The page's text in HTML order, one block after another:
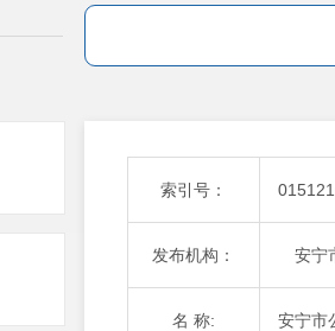
索引号：
发布机构： 安宁
名 称: 安宁市